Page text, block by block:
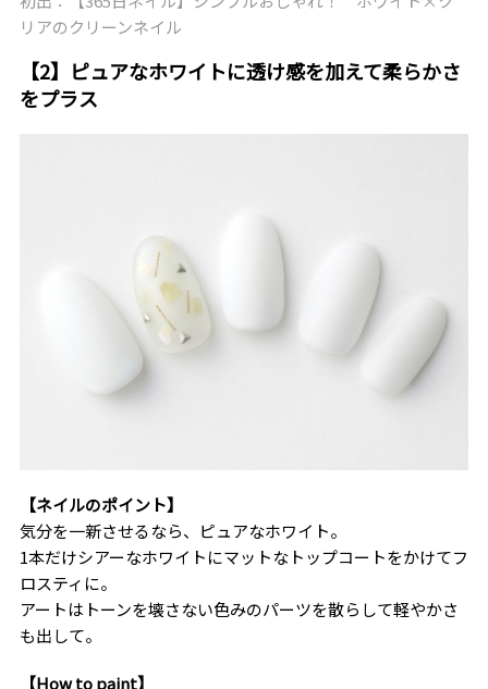
リアのクリーンネイル
【2】ピュアなホワイトに透け感を加えて柔らかさ
をプラス
【ネイルのポイント】
気分を一新させるなら、ピュアなホワイト。
1本だけシアーなホワイトにマットなトップコートをかけてフ
ロスティに。
アートはトーンを壊さない色みのパーツを散らして軽やかさ
も出して。
【How to paint】